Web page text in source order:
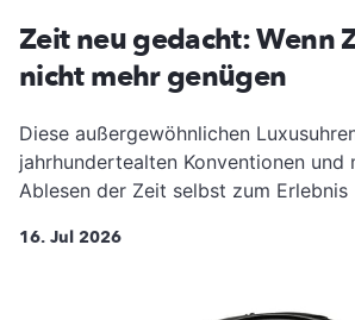
Zeit neu gedacht: Wenn
nicht mehr genügen
Diese außergewöhnlichen
jahrhundertealten Konventionen und
Ablesen der Zeit selbst zum Erlebnis
16. Jul 2026